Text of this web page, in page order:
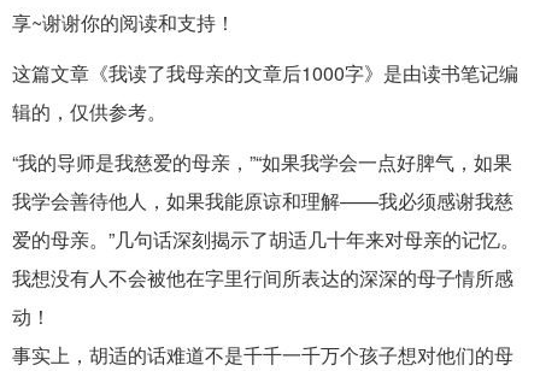
享~谢谢你的阅读和支持！
这篇文章《我读了我母亲的文章后1000字》是由读书笔记编
辑的，仅供参考。
“我的导师是我慈爱的母亲，”“如果我学会一点好脾气，如果
我学会善待他人，如果我能原谅和理解——我必须感谢我慈
爱的母亲。”几句话深刻揭示了胡适几十年来对母亲的记忆。
我想没有人不会被他在字里行间所表达的深深的母子情所感
动！
事实上，胡适的话难道不是千千一千万个孩子想对他们的母